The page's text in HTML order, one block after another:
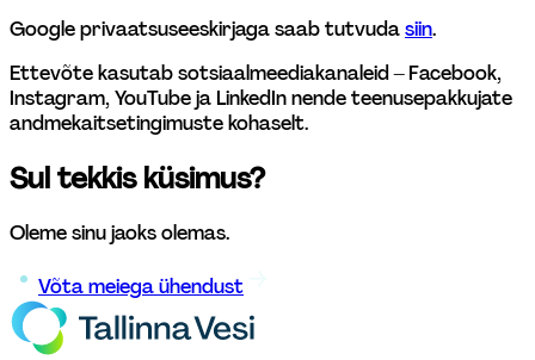
Google privaatsuseeskirjaga saab tutvuda siin.
Ettevõte kasutab sotsiaalmeediakanaleid – Facebook,
Instagram, YouTube ja LinkedIn nende teenusepakkujate
andmekaitsetingimuste kohaselt.
Sul tekkis küsimus?
Oleme sinu jaoks olemas.
Võta meiega ühendust